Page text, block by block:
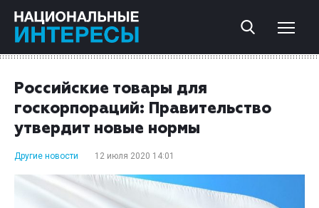
Российские товары для
госкорпораций: Правительство
утвердит новые нормы
Другие новости 12 июля 2020 14:01